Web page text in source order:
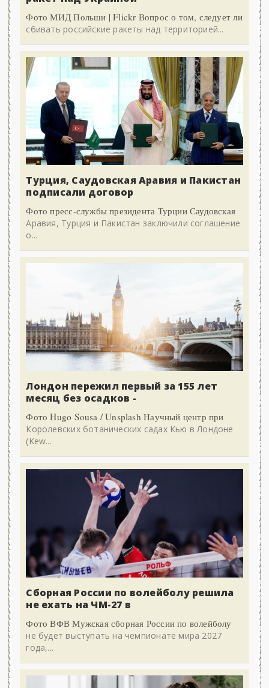
Фото МИД Польши | Flickr Вопрос о том, следует ли
сбивать российские ракеты над территорией...
Турция, Саудовская Аравия и Пакистан
подписали договор
Фото пресс-службы президента Турции Саудовская
Аравия, Турция и Пакистан заключили соглашение
о...
Лондон пережил первый за 155 лет
месяц без осадков -
Фото Hugo Sousa / Unsplash Научный центр при
Королевских ботанических садах Кью в Лондоне
(Kew...
Сборная России по волейболу решила
не ехать на ЧМ-27 в
Фото ВФВ Мужская сборная России по волейболу
не будет выступать на чемпионате мира 2027
года,...